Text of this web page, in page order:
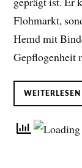
Flohmarkt,
Hemd mit
Gepflogenheit
WEITERLESEN